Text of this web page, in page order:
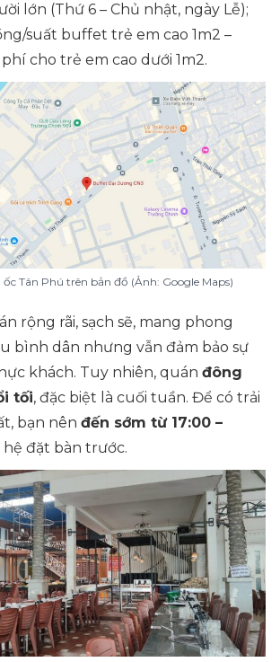
lớn (Thứ 6 – Chủ nhật, ngày Lễ);
suất buffet trẻ em cao 1m2 –
phí cho trẻ em cao dưới 1m2.
Tân Phú trên bản đồ (Ảnh: Google Maps)
rộng rãi, sạch sẽ, mang phong
bình dân nhưng vẫn đảm bảo sự
khách. Tuy nhiên, quán đông
tối, đặc biệt là cuối tuần. Để có trải
bạn nên đến sớm từ 17:00 –
hệ đặt bàn trước.